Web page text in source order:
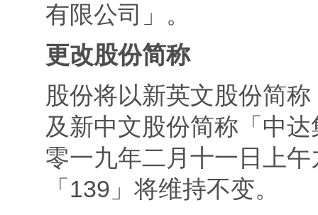
有限公司」。
更改股份简称
股份将以新英文股份简
及新中文股份简称「中
零一九年二月十一日上
「139」将维持不变。